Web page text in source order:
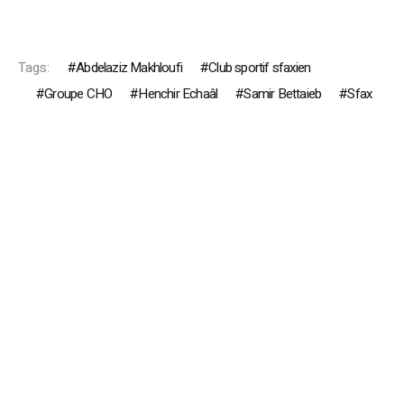
Tags: Abdelaziz Makhloufi
Club sportif sfaxien
Groupe CHO
Henchir Echaâl Samir Bettaieb Sfax